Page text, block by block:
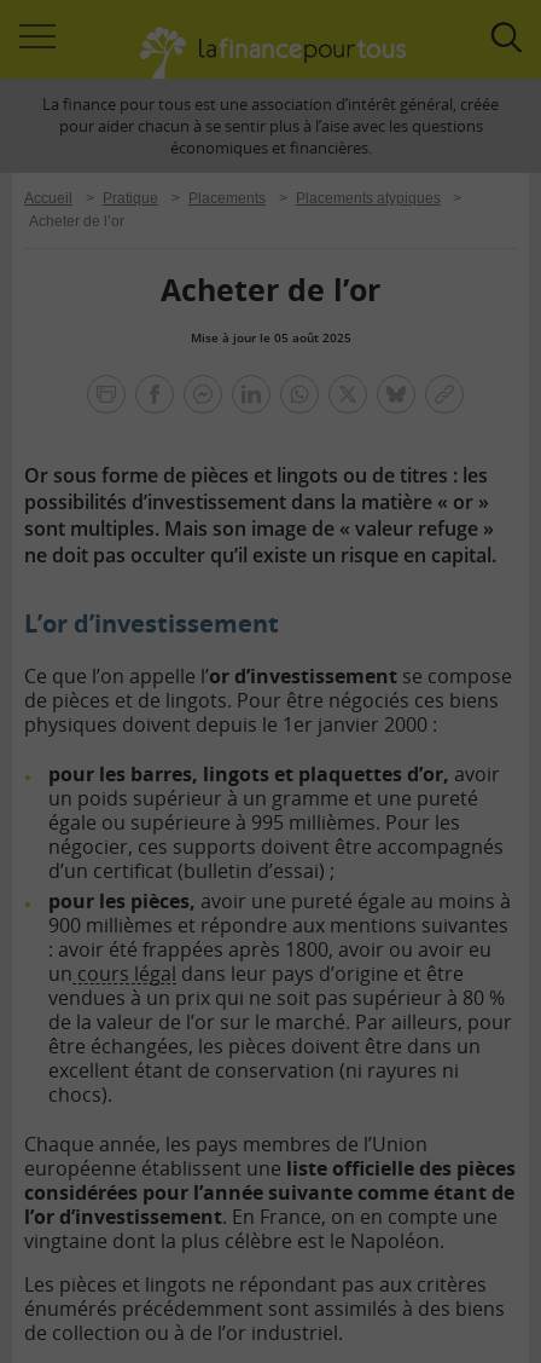
àLa finance pour tous est une association d’intérêt général, créée
pour aider chacun à se sentir plus à l’aise avec les questions
économiques et financières.
Accueil > Pratique > Placements > Placements atypiques
>
Acheter de l’or
Acheter de l’or
Mise à jour le 05 août 2025
Or sous forme de pièces et lingots ou de titres : les
possibilités d’investissement dans la matière « or »
sont multiples. Mais son image de « valeur refuge »
ne doit pas occulter qu’il existe un risque en capital.
L’or d’investissement
Ce que l’on appelle l’or d’investissement se compose
de pièces et de lingots. Pour être négociés ces biens
physiques doivent depuis le 1er janvier 2000 :
pour les barres, lingots et plaquettes d’or, avoir
un poids supérieur à un gramme et une pureté
égale ou supérieure à 995 millièmes. Pour les
négocier, ces supports doivent être accompagnés
d’un certificat (bulletin d’essai) ;
pour les pièces, avoir une pureté égale au moins à
900 millièmes et répondre aux mentions suivantes
: avoir été frappées après 1800, avoir ou avoir eu
un cours légal dans leur pays d’origine et être
vendues à un prix qui ne soit pas supérieur à 80 %
de la valeur de l’or sur le marché. Par ailleurs, pour
être échangées, les pièces doivent être dans un
excellent étant de conservation (ni rayures ni
chocs).
Chaque année, les pays membres de l’Union
européenne établissent une liste officielle des pièces
considérées pour l’année suivante comme étant de
l’or d’investissement. En France, on en compte une
vingtaine dont la plus célèbre est le Napoléon.
Les pièces et lingots ne répondant pas aux critères
énumérés précédemment sont assimilés à des biens
de collection ou à de l’or industriel.